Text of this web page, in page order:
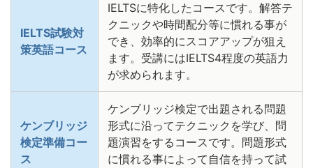
IELTS試験対
策英語コース
IELTSに特化したコースです。解答テ
クニックや時間配分等に慣れる事が
でき、効率的にスコアアップが狙え
ます。受講にはIELTS4程度の英語力
が求められます。
ケンブリッジ
検定準備コー
ス
ケンブリッジ検定で出題される問題
形式に沿ってテクニックを学び、問
題演習をするコースです。問題形式
に慣れる事によって自信を持って試